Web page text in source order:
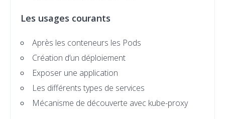
Les usages courants
Après les conteneurs les Pods
Création d’un déploiement
Exposer une application
Les différents types de services
Mécanisme de découverte avec kube-proxy